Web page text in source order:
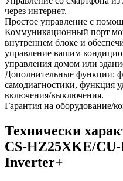
через интернет.
Простое управление с
Коммуникационный порт
внутреннем блоке и
управление вашим
управления домом или
Дополнительные функции:
самодиагностики, функция
включения/выключения.
Гарантия на оборудование/
Технически
CS-HZ25XKE/
Inverter+